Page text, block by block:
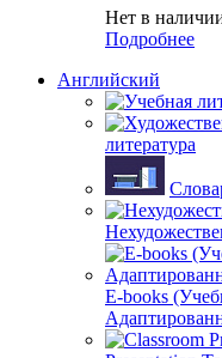
Нет в
Подробнее
Английский
литература
E-books